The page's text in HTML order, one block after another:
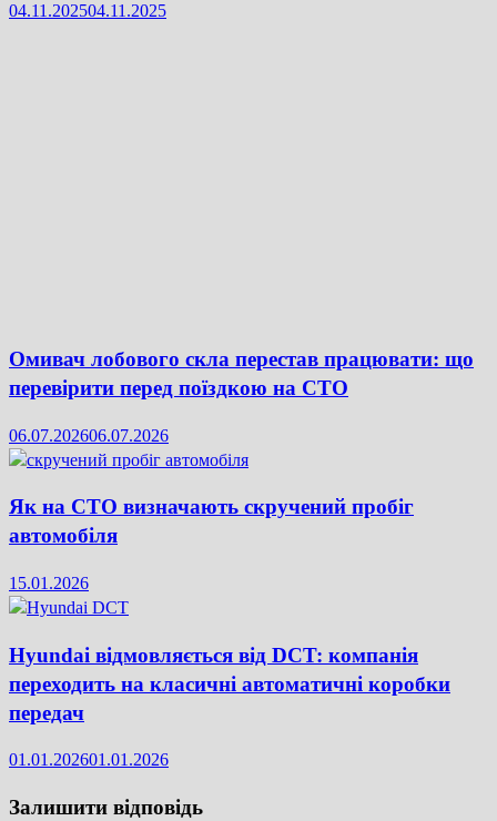
04.11.202504.11.2025
Омивач лобового скла перестав працювати: що
перевірити перед поїздкою на СТО
06.07.202606.07.2026
Як на СТО визначають скручений пробіг
автомобіля
15.01.2026
Hyundai відмовляється від DCT: компанія
переходить на класичні автоматичні коробки
передач
01.01.202601.01.2026
Залишити відповідь